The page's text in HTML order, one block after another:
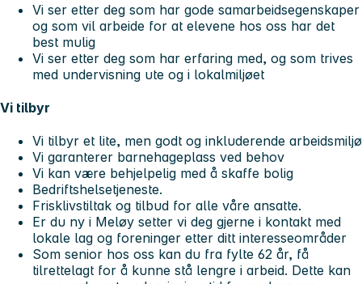
Vi ser etter deg som har gode samarbeidsegenskaper
og som vil arbeide for at elevene hos oss har det
best mulig
Vi ser etter deg som har erfaring med, og som trives
med undervisning ute og i lokalmiljøet
Vi tilbyr
Vi tilbyr et lite, men godt og inkluderende arbeidsmiljø
Vi garanterer barnehageplass ved behov
Vi kan være behjelpelig med å skaffe bolig
Bedriftshelsetjeneste.
Frisklivstiltak og tilbud for alle våre ansatte.
Er du ny i Meløy setter vi deg gjerne i kontakt med
lokale lag og foreninger etter ditt interesseområder
Som senior hos oss kan du fra fylte 62 år, få
tilrettelagt for å kunne stå lengre i arbeid. Dette kan